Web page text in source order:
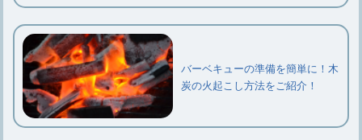
バーベキューの準備を簡単に！木
炭の火起こし方法をご紹介！